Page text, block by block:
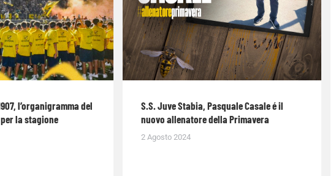
l’organigramma del
la stagione
S.S. Juve Stabia, Pasquale Casale é il
nuovo allenatore della Primavera
2 Agosto 2024